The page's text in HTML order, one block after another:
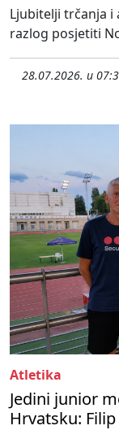
Ljubitelji trčanja i
razlog posjetiti
28.07.2026. u
Atletika
Jedini junior
Hrvatsku: